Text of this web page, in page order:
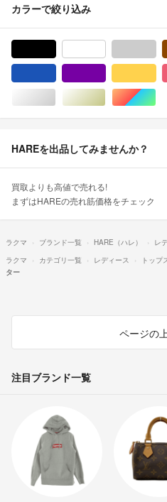
カラーで絞り込み
シルバー/銀色系ゴールド/金色系
マ
HAREを出品してみませんか？
買取よりも高値で売れる!
まずはHAREの売れ筋価格をチェック
ラクマ ブランド一覧 HARE（ハレ） レ
ラクマ
カテゴリ一覧 レディース トップ
ター
ページの
注目ブランド一覧